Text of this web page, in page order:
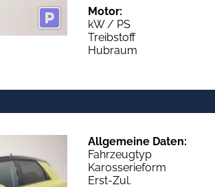
Motor:
kW / PS
Treibstoff
Hubraum
Allgemeine Daten:
Fahrzeugtyp
Karosserieform
Erst-Zul.